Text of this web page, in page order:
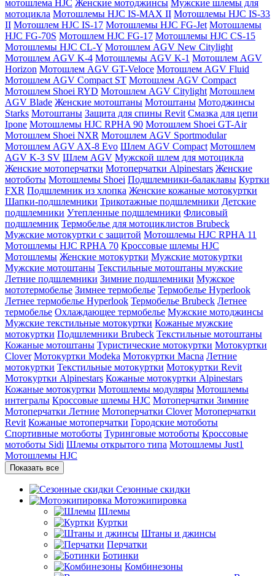
мотошлема HJC Женские мотоджинсы Мужские шлемы для
мотоцикла Мотошлемы HJC IS-MAX II Мотошлемы HJC IS-33
II Мотошлем HJC IS-17 Мотошлемы HJC FG-Jet Мотошлемы
HJC FG-70S Мотошлем HJC FG-17 Мотошлемы HJC CS-15
Мотошлемы HJC CL-Y Мотошлем AGV New Citylight
Мотошлем AGV K-4 Мотошлемы AGV K-1 Мотошлем AGV
Horizon Мотошлем AGV GT-Veloce Мотошлем AGV Fluid
Мотошлем AGV Compact ST Мотошлем AGV Compact
Мотошлем Shoei RYD Мотошлем AGV Citylight Мотошлем
AGV Blade Женские мотоштаны Мотоштаны Мотоджинсы
Starks Мотоштаны Защита для спины Revit Смазка для цепи
Ipone Мотошлемы HJC RPHA 90 Мотошлем Shoei GT-Air
Мотошлем Shoei NXR Мотошлем AGV Sportmodular
Мотошлем AGV AX-8 Evo Шлем AGV Compact Мотошлем
AGV K-3 SV Шлем AGV Мужской шлем для мотоцикла
Женские мотоперчатки Мотоперчатки Alpinestars Женские
мотоботы Мотошлемы Shoei Подшлемники-балаклавы Куртки
FXR Подшлемник из хлопка Женские кожаные мотокуртки
Шапки-подшлемники Трикотажные подшлемники Детские
подшлемники Утепленные подшлемники Флисовый
подшлемник Термобелье для мотоциклистов Brubeck
Мужские мотокуртки с защитой Мотошлемы HJC RPHA 11
Мотошлемы HJC RPHA 70 Кроссовые шлемы HJC
Мотошлемы Женские мотокуртки Мужские мотокуртки
Мужские мотоштаны Текстильные мотоштаны мужские
Летние подшлемники Зимние подшлемники Мужское
мототермобелье Зимнее термобелье Термобелье Hyperlook
Летнее термобелье Hyperlook Термобелье Brubeck Летнее
термобелье Охлаждающее термобелье Мужские мотоджинсы
Мужские текстильные мотокуртки Кожаные мужские
мотокуртки Подшлемники Brubeck Текстильные мотоштаны
Кожаные мотоштаны Туристические мотокуртки Мотокуртки
Clover Мотокуртки Modeka Мотокуртки Macna Летние
мотокуртки Текстильные мотокуртки Мотокуртки Revit
Мотокуртки Alpinestars Кожаные мотокуртки Alpinestars
Кожаные мотокуртки Мотошлемы модуляры Мотошлемы
интегралы Кроссовые шлемы HJC Мотоперчатки Зимние
Мотоперчатки Летние Мотоперчатки Clover Мотоперчатки
Revit Кожаные мотоперчатки Городские мотоботы
Спортивные мотоботы Туринговые мотоботы Кроссовые
мотоботы Sidi Шлемы открытого типа Мотошлемы Just1
Мотошлемы HJC
Показать все
Сезонные скидки
Мотоэкипировка
Шлемы
Куртки
Штаны и джинсы
Перчатки
Ботинки
Комбинезоны